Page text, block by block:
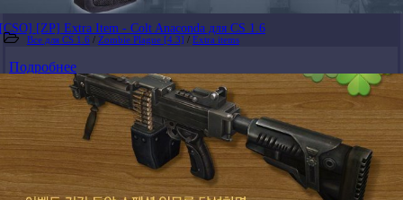
[CSO] [ZP] Extra Item - Colt Anaconda для CS 1.6
Все для CS 1.6 / Zombie Plague [4.3] / Extra items
Подробнее